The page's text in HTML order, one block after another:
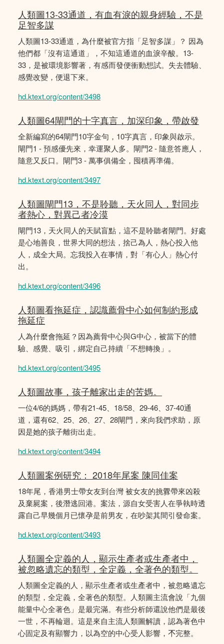
人類圖13-33通道，有血有淚的親身經驗，不是
足智多謀
人類圖13-33通道，為什麼被官方指「足智多謀」？ 因為
他們都「沒有這通道」，不知這通道的血淚辛酸。13-
33，是被環境影響著，有感而發便衝動想試。失去體驗、
感覺改變，便退下來。
hd.ktext.org/content/3498
人類圖64閘門的十字真言，加深印象，帶啟發
全新編寫的64閘門10字金句，10字真言，印象與啟示。
閘門1 - 預感優先來，幸運聚人多。閘門2 - 隨意答應人，
隨意又反口。閘門3 - 萬事俱備全，囤積再準備。
hd.ktext.org/content/3497
人類圖閘門13，不是聆聽，天火同人，對同步
者熱心，對異己者冷漠
閘門13，天火同人的天賦盲點，這不是聆聽者閘門。好處
是心地善良，世界大同的想法，捨己為人，熱心投入他
人，成全大局。忘我投入在事情，對「有心人」熱心付
出。
hd.ktext.org/content/3496
人類圖看拖延症，認識薦骨中心如何制約形成
拖延症
人為什麼會拖延？因為薦骨中心與G中心，被當下的體
驗、感覺、吸引，綁定自己持續「不想轉換」。
hd.ktext.org/content/3495
人類圖故事，孩子離家出走的苦媽。
一位4/6的媽媽，帶有21-45、18/58、29-46、37-40通
道，還有62、25、26、27、28閘門，來向我們求助，原
因是她的孩子離街出走。
hd.ktext.org/content/3494
人類圖案例研究： 2018年尾案 陳同佳案
18年尾，香港男士帶女友到台灣 被女友的挑釁帶來凶殺
及棄屍案，後潛逃回港。案法，源自女受害人在爭執時透
露自己早幾個月已懷孕是前男友，在吵架其間引發命案。
hd.ktext.org/content/3493
人類圖全定義的人，顯示生產者或生產者中，
被忽略遺忘的類型，全定義，全著色的類型。
人類圖全定義的人，顯示生產者或生產者中，被忽略遺忘
的類型，全定義，全著色的類型。人類圖主流會說「九個
能量中心全著色」是最完滿。有些分析師還說他們是最後
一世，不再輪迴。這是來自主流人類圖解讀，認為著色中
心固定及有顯響力，以為空的中心受人影響，𣎴完整。